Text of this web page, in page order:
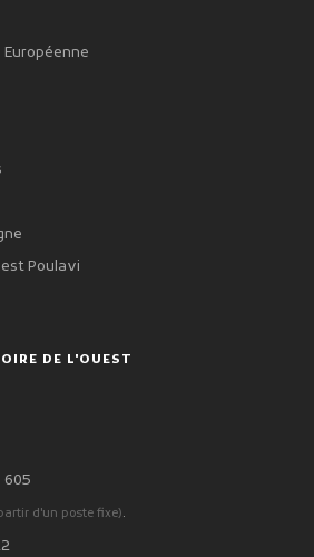
Poulavi
DE L'OUEST
605
d'un poste fixe).